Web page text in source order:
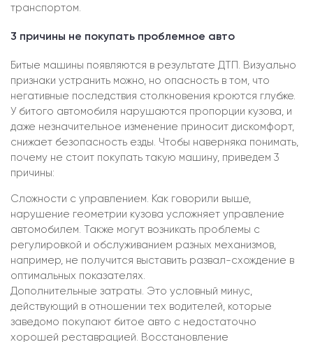
транспортом.
3 причины не покупать проблемное авто
Битые машины появляются в результате ДТП. Визуально
признаки устранить можно, но опасность в том, что
негативные последствия столкновения кроются глубже.
У битого автомобиля нарушаются пропорции кузова, и
даже незначительное изменение приносит дискомфорт,
снижает безопасность езды. Чтобы наверняка понимать,
почему не стоит покупать такую машину, приведем 3
причины:
Сложности с управлением. Как говорили выше,
нарушение геометрии кузова усложняет управление
автомобилем. Также могут возникать проблемы с
регулировкой и обслуживанием разных механизмов,
например, не получится выставить развал-схождение в
оптимальных показателях.
Дополнительные затраты. Это условный минус,
действующий в отношении тех водителей, которые
заведомо покупают битое авто с недостаточно
хорошей реставрацией. Восстановление